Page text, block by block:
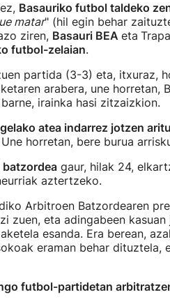
Basauriko futbol taldeko
matar" (hil egin behar
ziren, Basauri BEA eta
futbol-zelaian.
partida (3-3) eta, itxuraz,
arabera, une horretan,
irainka hasi zitzaizkion.
atea indarrez jotzen
horretan, bere burua
batzordeagaur, hilak 24,
aztertzeko.
Arbitroen Batzordearen
zuen, eta adingabeen kasuan
esanda. Era berean,
eraman behar dituztela,
futbol-partidetan